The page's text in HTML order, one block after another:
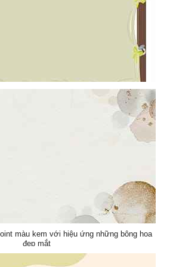
những cái đinh nghệ thuật là hình nền
màu kem với hiệu ứng những bông hoa
đẹp mắt